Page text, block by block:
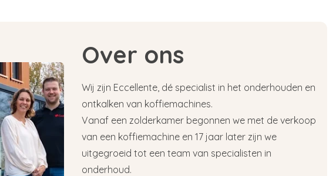
Over ons
Wij zijn Eccellente, dé specialist in het onderhouden en
ontkalken van koffiemachines.
Vanaf een zolderkamer begonnen we met de verkoop
van een koffiemachine en 17 jaar later zijn we
uitgegroeid tot een team van specialisten in
onderhoud.